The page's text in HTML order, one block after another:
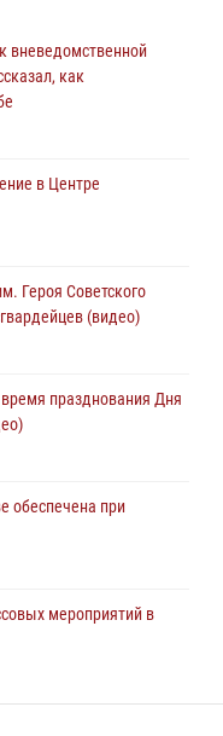
устроившего дебош
проведения
с передовыми
вневедомственной
как
в Центре
Героя Советского
(видео)
празднования Дня
обеспечена при
мероприятий в